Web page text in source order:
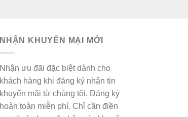
NHẬN KHUYẾN MẠI MỚI
Nhận ưu đãi đặc biệt dành cho
khách hàng khi đăng ký nhận tin
khuyến mãi từ chúng tôi. Đăng ký
hoàn toàn miễn phí. Chỉ cần điền